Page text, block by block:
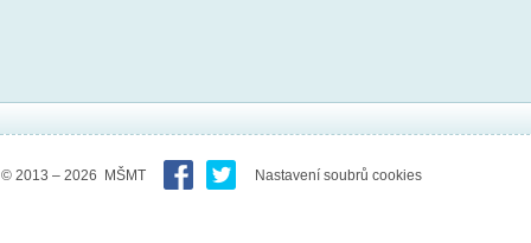
© 2013 – 2026 MŠMT Nastavení soubrů cookies